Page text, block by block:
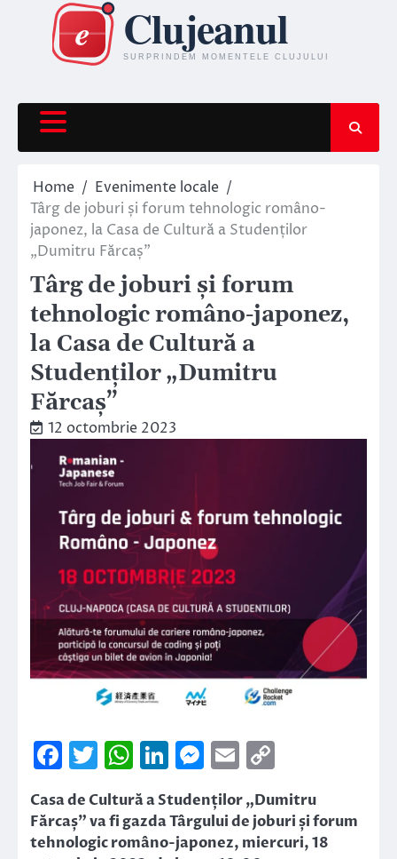
content
Home
Evenimente locale
Târg de joburi și forum tehnologic româno-
japonez, la Casa de Cultură a Studenților
„Dumitru Fărcaș”
Târg de joburi și forum
tehnologic româno-japonez,
la Casa de Cultură a
Studenților „Dumitru
Fărcaș”
12 octombrie 2023
Facebook
Twitter
WhatsApp
LinkedIn
Messenger
Email
Link
Casa de Cultură a Studenților „Dumitru
Fărcaș” va fi gazda Târgului de joburi și forum
tehnologic româno-japonez, miercuri, 18